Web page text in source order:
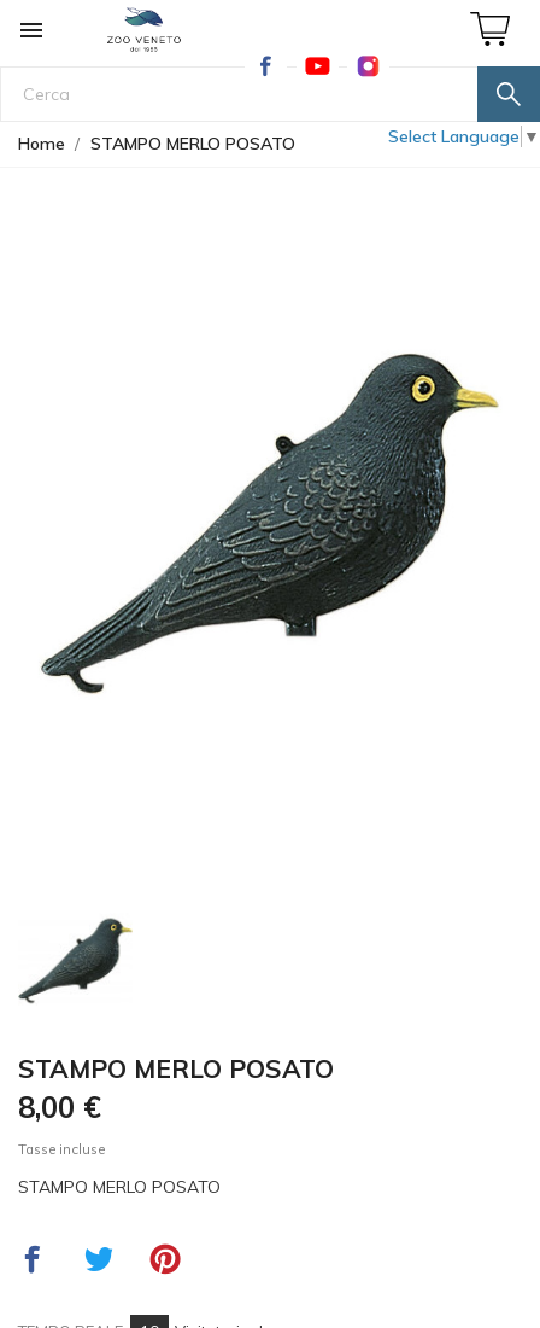
Select Language ▼

Home STAMPO MERLO POSATO
STAMPO MERLO POSATO
8,00 €
Tasse incluse
STAMPO MERLO POSATO